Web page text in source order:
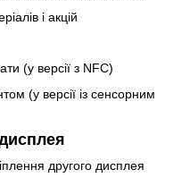
і акцій
(у версії з NFC)
(у версії із сенсорним
другого дисплея